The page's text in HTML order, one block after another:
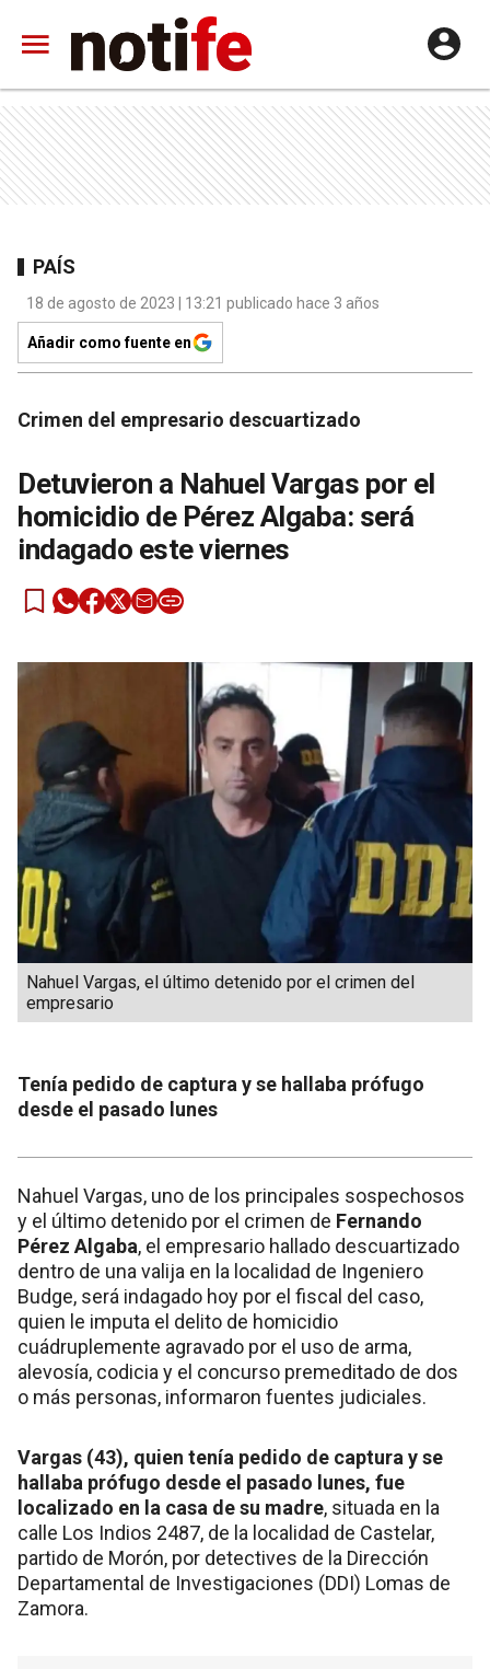
PAÍS
18 de agosto de 2023 | 13:21 publicado hace 3 años
Añadir como fuente en
Crimen del empresario descuartizado
Detuvieron a Nahuel Vargas por el
homicidio de Pérez Algaba: será
indagado este viernes
Nahuel Vargas, el último detenido por el crimen del
empresario
Tenía pedido de captura y se hallaba prófugo
desde el pasado lunes
Nahuel Vargas, uno de los principales sospechosos
y el último detenido por el crimen de Fernando
Pérez Algaba, el empresario hallado descuartizado
dentro de una valija en la localidad de Ingeniero
Budge, será indagado hoy por el fiscal del caso,
quien le imputa el delito de homicidio
cuádruplemente agravado por el uso de arma,
alevosía, codicia y el concurso premeditado de dos
o más personas, informaron fuentes judiciales.
Vargas (43), quien tenía pedido de captura y se
hallaba prófugo desde el pasado lunes, fue
localizado en la casa de su madre, situada en la
calle Los Indios 2487, de la localidad de Castelar,
partido de Morón, por detectives de la Dirección
Departamental de Investigaciones (DDI) Lomas de
Zamora.